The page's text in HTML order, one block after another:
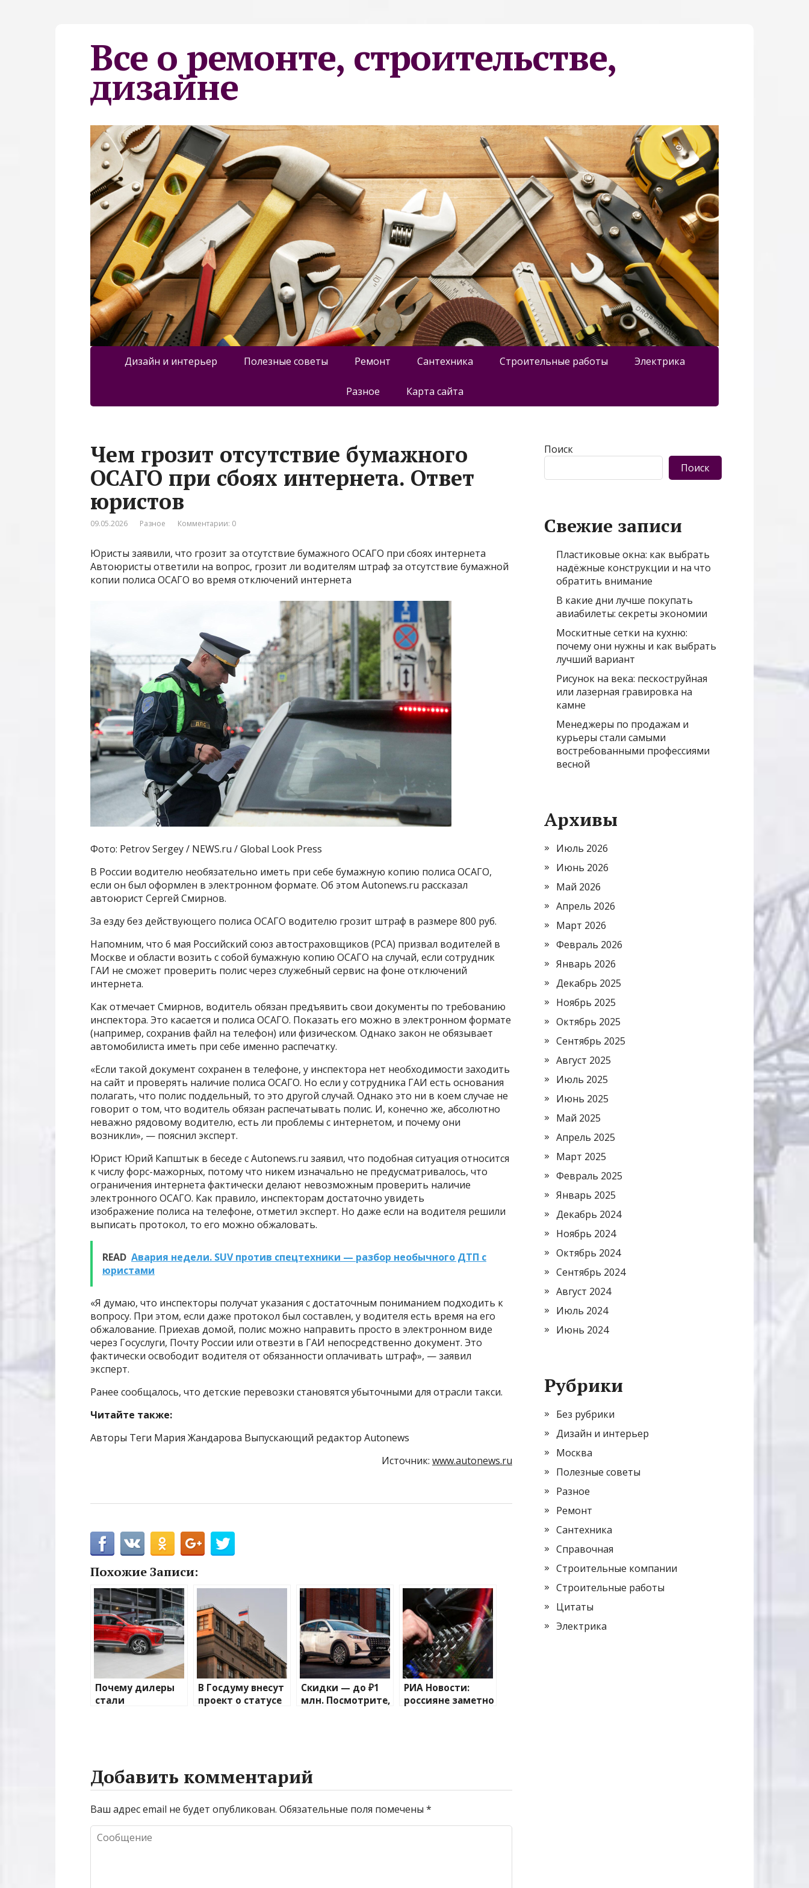
Все о ремонте, строительстве,
дизайне
Дизайн и интерьер Полезные советы Ремонт Сантехника Строительные работы Электрика
Разное Карта сайта
Чем грозит отсутствие бумажного
ОСАГО при сбоях интернета. Ответ
юристов
09.05.2026 Разное Комментарии: 0
Юристы заявили, что грозит за отсутствие бумажного ОСАГО при сбоях интернета
Автоюристы ответили на вопрос, грозит ли водителям штраф за отсутствие бумажной
копии полиса ОСАГО во время отключений интернета
Фото: Petrov Sergey / NEWS.ru / Global Look Press
В России водителю необязательно иметь при себе бумажную копию полиса ОСАГО,
если он был оформлен в электронном формате. Об этом Autonews.ru рассказал
автоюрист Сергей Смирнов.
За езду без действующего полиса ОСАГО водителю грозит штраф в размере 800 руб.
Напомним, что 6 мая Российский союз автостраховщиков (РСА) призвал водителей в
Москве и области возить с собой бумажную копию ОСАГО на случай, если сотрудник
ГАИ не сможет проверить полис через служебный сервис на фоне отключений
интернета.
Как отмечает Смирнов, водитель обязан предъявить свои документы по требованию
инспектора. Это касается и полиса ОСАГО. Показать его можно в электронном формате
(например, сохранив файл на телефон) или физическом. Однако закон не обязывает
автомобилиста иметь при себе именно распечатку.
«Если такой документ сохранен в телефоне, у инспектора нет необходимости заходить
на сайт и проверять наличие полиса ОСАГО. Но если у сотрудника ГАИ есть основания
полагать, что полис поддельный, то это другой случай. Однако это ни в коем случае не
говорит о том, что водитель обязан распечатывать полис. И, конечно же, абсолютно
неважно рядовому водителю, есть ли проблемы с интернетом, и почему они
возникли», — пояснил эксперт.
Юрист Юрий Капштык в беседе с Autonews.ru заявил, что подобная ситуация относится
к числу форс-мажорных, потому что никем изначально не предусматривалось, что
ограничения интернета фактически делают невозможным проверить наличие
электронного ОСАГО. Как правило, инспекторам достаточно увидеть
изображение полиса на телефоне, отметил эксперт. Но даже если на водителя решили
выписать протокол, то его можно обжаловать.
READ Авария недели. SUV против спецтехники — разбор необычного ДТП с
юристами
«Я думаю, что инспекторы получат указания с достаточным пониманием подходить к
вопросу. При этом, если даже протокол был составлен, у водителя есть время на его
обжалование. Приехав домой, полис можно направить просто в электронном виде
через Госуслуги, Почту России или отвезти в ГАИ непосредственно документ. Это
фактически освободит водителя от обязанности оплачивать штраф», — заявил
эксперт.
Ранее сообщалось, что детские перевозки становятся убыточными для отрасли такси.
Читайте также:
Авторы Теги Мария Жандарова Выпускающий редактор Autonews
Источник: www.autonews.ru
Похожие Записи:
Почему дилеры
стали
В Госдуму внесут
проект о статусе
Скидки — до ₽1
млн. Посмотрите,
РИА Новости:
россияне заметно
Добавить комментарий
Ваш адрес email не будет опубликован. Обязательные поля помечены *
Поиск
Поиск
Свежие записи
Пластиковые окна: как выбрать
надёжные конструкции и на что
обратить внимание
В какие дни лучше покупать
авиабилеты: секреты экономии
Москитные сетки на кухню:
почему они нужны и как выбрать
лучший вариант
Рисунок на века: пескоструйная
или лазерная гравировка на
камне
Менеджеры по продажам и
курьеры стали самыми
востребованными профессиями
весной
Архивы
Июль 2026
Июнь 2026
Май 2026
Апрель 2026
Март 2026
Февраль 2026
Январь 2026
Декабрь 2025
Ноябрь 2025
Октябрь 2025
Сентябрь 2025
Август 2025
Июль 2025
Июнь 2025
Май 2025
Апрель 2025
Март 2025
Февраль 2025
Январь 2025
Декабрь 2024
Ноябрь 2024
Октябрь 2024
Сентябрь 2024
Август 2024
Июль 2024
Июнь 2024
Рубрики
Без рубрики
Дизайн и интерьер
Москва
Полезные советы
Разное
Ремонт
Сантехника
Справочная
Строительные компании
Строительные работы
Цитаты
Электрика